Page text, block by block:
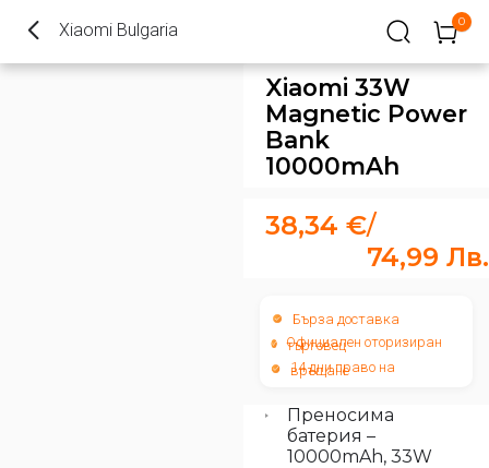
Xiaomi Bulgaria 0
Xiaomi 33W
Magnetic Power
Bank
10000mAh
38,34 €/
74,99 Лв.
Бърза доставка
Официален оторизиран
търговец
14 дни право на
връщане
Преносима
батерия –
10000mAh, 33W